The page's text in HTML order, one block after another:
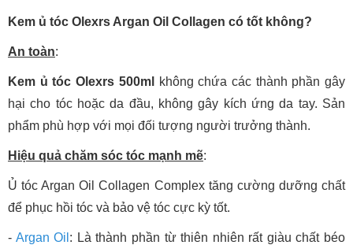
Kem ủ tóc Olexrs Argan Oil Collagen có tốt không?
An toàn:
Kem ủ tóc Olexrs 500ml
không chứa các thành phần gây
hại cho tóc hoặc da đầu, không gây kích ứng da tay. Sản
phẩm phù hợp với mọi đối tượng người trưởng thành.
Hiệu quả chăm sóc tóc mạnh mẽ:
Ủ tóc Argan Oil Collagen Complex tăng cường dưỡng chất
để phục hồi tóc và bảo vệ tóc cực kỳ tốt.
- Argan Oil : Là thành phần từ thiên nhiên rất giàu chất béo